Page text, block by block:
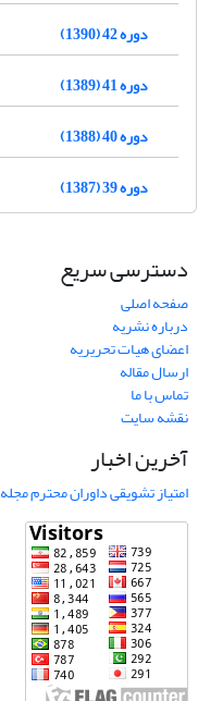
دوره 42 (1390)
دوره 41 (1389)
دوره 40 (1388)
دوره 39 (1387)
دسترسی سریع
صفحه اصلی
درباره نشریه
اعضای هیات تحریریه
ارسال مقاله
تماس با ما
نقشه سایت
آخرین اخبار
امتیاز تشویقی داوران محترم مجله